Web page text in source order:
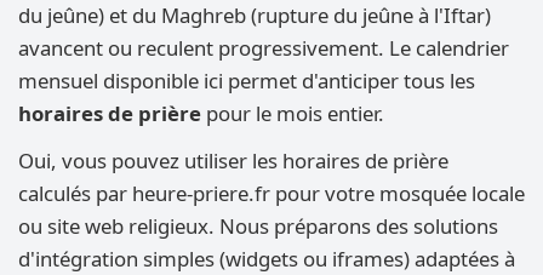
du jeûne) et du Maghreb (rupture du jeûne à l'Iftar)
avancent ou reculent progressivement. Le calendrier
mensuel disponible ici permet d'anticiper tous les
horaires de prière pour le mois entier.
Oui, vous pouvez utiliser les horaires de prière
calculés par heure-priere.fr pour votre mosquée locale
ou site web religieux. Nous préparons des solutions
d'intégration simples (widgets ou iframes) adaptées à